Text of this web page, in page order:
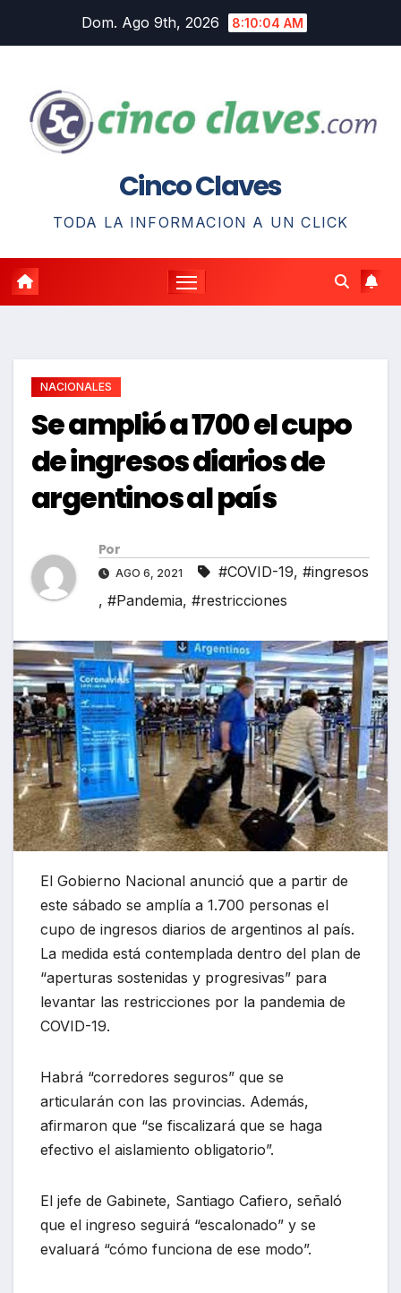
Dom. Ago 9th, 2026 8:10:05 AM
Cinco Claves
TODA LA INFORMACION A UN CLICK
NACIONALES
Se amplió a 1700 el cupo
de ingresos diarios de
argentinos al país
Por
AGO 6, 2021 #COVID-19, #ingresos
, #Pandemia, #restricciones
El Gobierno Nacional anunció que a partir de
este sábado se amplía a 1.700 personas el
cupo de ingresos diarios de argentinos al país.
La medida está contemplada dentro del plan de
“aperturas sostenidas y progresivas” para
levantar las restricciones por la pandemia de
COVID-19.
Habrá “corredores seguros” que se
articularán con las provincias. Además,
afirmaron que “se fiscalizará que se haga
efectivo el aislamiento obligatorio”.
El jefe de Gabinete, Santiago Cafiero, señaló
que el ingreso seguirá “escalonado” y se
evaluará “cómo funciona de ese modo”.